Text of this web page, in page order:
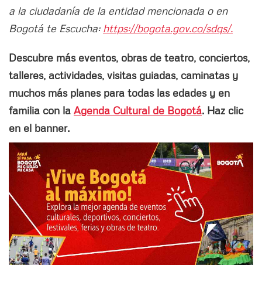
a la ciudadanía de la entidad mencionada o en
Bogotá te Escucha: https://bogota.gov.co/sdqs/.
Descubre más eventos, obras de teatro, conciertos,
talleres, actividades, visitas guiadas, caminatas y
muchos más planes para todas las edades y en
familia con la Agenda Cultural de Bogotá. Haz clic
en el banner.